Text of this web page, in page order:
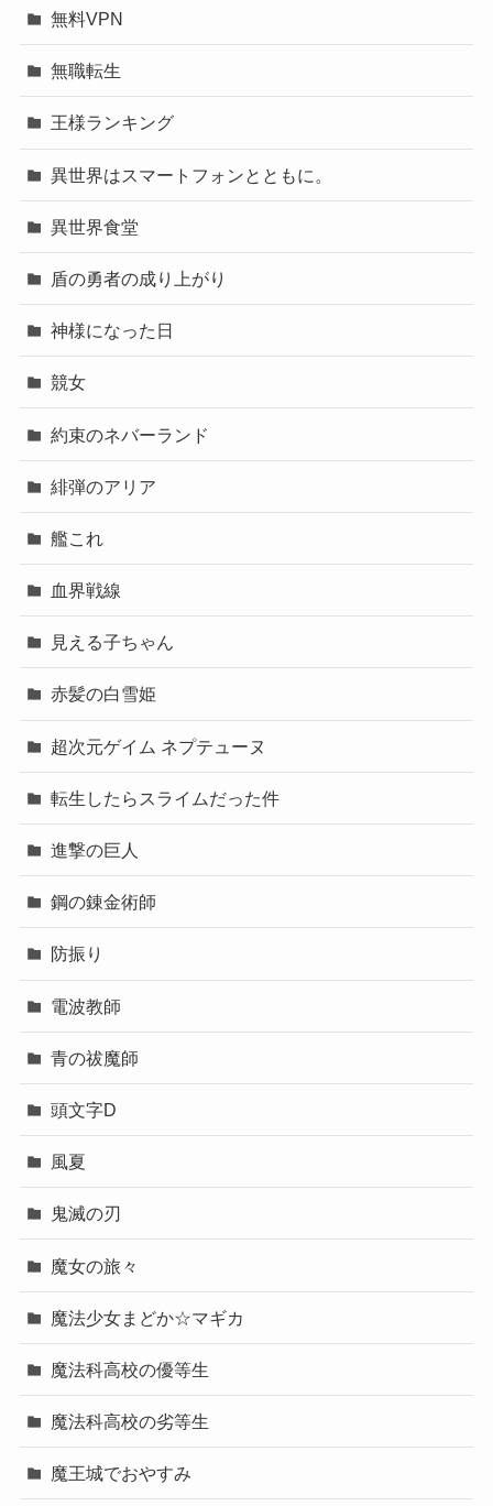
無料VPN
無職転生
王様ランキング
異世界はスマートフォンとともに。
異世界食堂
盾の勇者の成り上がり
神様になった日
競女
約束のネバーランド
緋弾のアリア
艦これ
血界戦線
見える子ちゃん
赤髪の白雪姫
超次元ゲイム ネプテューヌ
転生したらスライムだった件
進撃の巨人
鋼の錬金術師
防振り
電波教師
青の祓魔師
頭文字D
風夏
鬼滅の刃
魔女の旅々
魔法少女まどか☆マギカ
魔法科高校の優等生
魔法科高校の劣等生
魔王城でおやすみ